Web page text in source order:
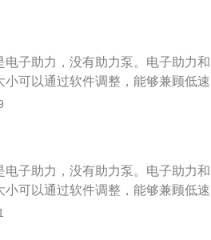
而产生所需要的转向助力。 (汽车
矩传感器、转角传感器和车速传感
动机构）及电子控制装置； 4、电
盘时，扭矩转角传感器根据输入扭
运转，从而产生所需要的转向助
1、eps的基本原理是：转矩传感器
转动时，转矩传感器开始工作，把
角位移变成电信号传给ecu，ecu根
的旋转方向和助力电流的大小，从
系统是在传统机械转向系统的基础
矩传感器、转角传感器和车速传感
动机构）及电子控制装置；4、电
盘时，扭矩转角传感器根据输入扭
运转，从而产生所需要的转向助
子助力，没有助力泵。电子助力和
可以通过软件调整，能够兼顾低速
能好。可靠性强，不依赖电子系
1、eps的基本原理是：转矩传感器
转动时，转矩传感器开始工作，把
角位移变成电信号传给ecu，ecu根
的旋转方向和助力电流的大小，从
系统是在传统机械转向系统的基础
子助力，没有助力泵。电子助力和
可以通过软件调整，能够兼顾低速
能好。可靠性强，不依赖电子系